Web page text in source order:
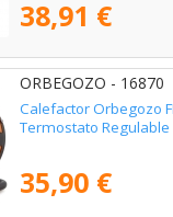
38,91 €
ORBEGOZO - 16870
Calefactor Orbegozo
Termostato Regulable
35,90 €